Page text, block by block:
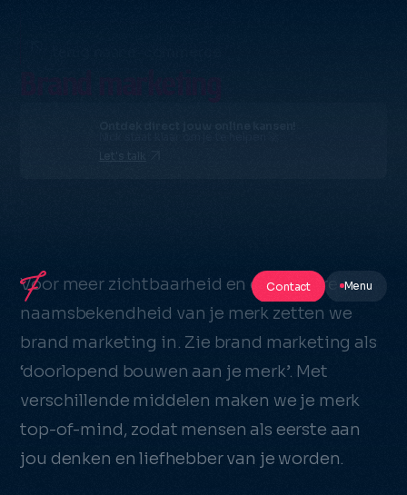
Contact Menu
Let's talk
Voor meer zichtbaarheid en een betere
naamsbekendheid van je merk zetten we
brand marketing in. Zie brand marketing als
‘doorlopend bouwen aan je merk’. Met
verschillende middelen maken we je merk
top-of-mind, zodat mensen als eerste aan
jou denken en liefhebber van je worden.